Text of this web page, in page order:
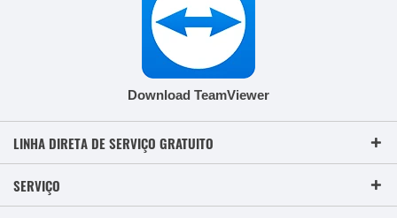
Download TeamViewer
LINHA DIRETA DE SERVIÇO GRATUITO
SERVIÇO